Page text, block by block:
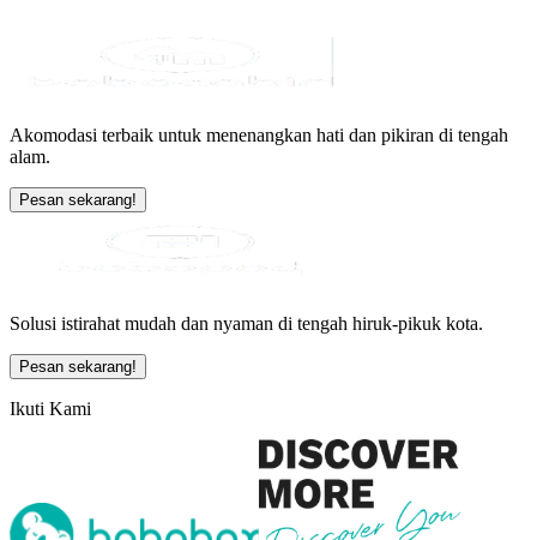
Akomodasi terbaik untuk menenangkan hati dan pikiran di tengah
alam.
Pesan sekarang!
Solusi istirahat mudah dan nyaman di tengah hiruk-pikuk kota.
Pesan sekarang!
Ikuti Kami